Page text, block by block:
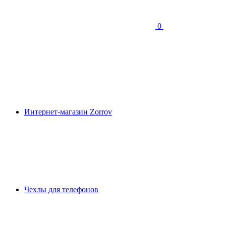
0
Интернет-магазин Zorrov
Чехлы для телефонов